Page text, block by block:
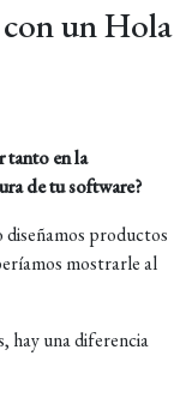
un Hola
tanto en la
de tu software?
diseñamos productos
mostrarle al
hay una diferencia